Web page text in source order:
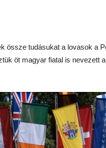
össze tudásukat a lovasok a
öt magyar fiatal is nevezett a